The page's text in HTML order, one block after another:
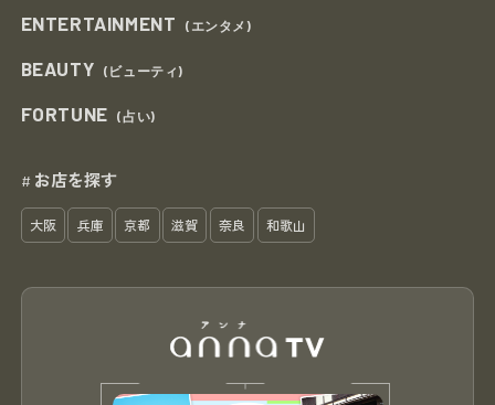
ENTERTAINMENT (エンタメ)
BEAUTY (ビューティ)
FORTUNE (占い)
# お店を探す
大阪 兵庫 京都 滋賀 奈良 和歌山